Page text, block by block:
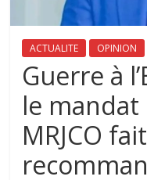
ACTUALITE OPINION
‎Guerre à
le mandat
MRJCO